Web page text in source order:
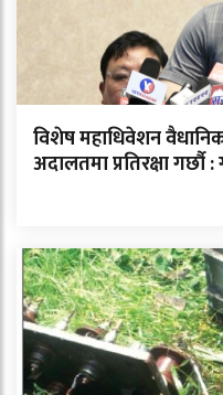
विशेष महाधिवेशन
अदालतमा प्रतिरक्षा गर्छौ